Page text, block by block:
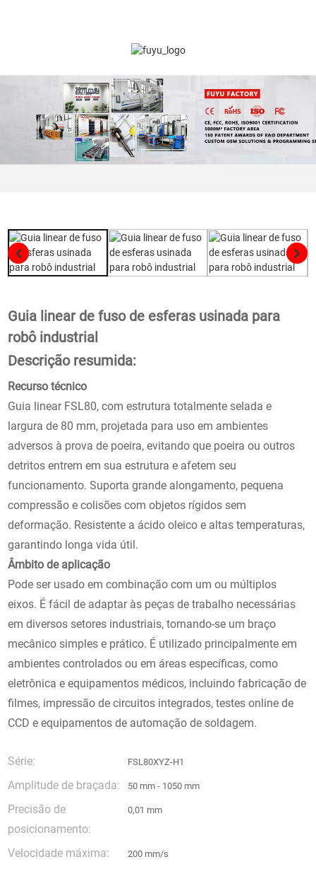
Guia linear de fuso de esferas usinada para
robô industrial
Descrição resumida:
Recurso técnico
Guia linear FSL80, com estrutura totalmente selada e
largura de 80 mm, projetada para uso em ambientes
adversos à prova de poeira, evitando que poeira ou outros
detritos entrem em sua estrutura e afetem seu
funcionamento. Suporta grande alongamento, pequena
compressão e colisões com objetos rígidos sem
deformação. Resistente a ácido oleico e altas temperaturas,
garantindo longa vida útil.
Âmbito de aplicação
Pode ser usado em combinação com um ou múltiplos
eixos. É fácil de adaptar às peças de trabalho necessárias
em diversos setores industriais, tornando-se um braço
mecânico simples e prático. É utilizado principalmente em
ambientes controlados ou em áreas específicas, como
eletrônica e equipamentos médicos, incluindo fabricação de
filmes, impressão de circuitos integrados, testes online de
CCD e equipamentos de automação de soldagem.
Série: FSL80XYZ-H1
Amplitude de braçada: 50 mm - 1050 mm
Precisão de
posicionamento:
0,01 mm
Velocidade máxima: 200 mm/s